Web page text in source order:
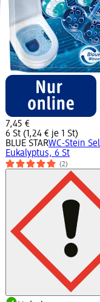
7,45 €
6 St (1,24 € je 1 St)
BLUE STARWC-Stein
Eukalyptus, 6 St
(2)